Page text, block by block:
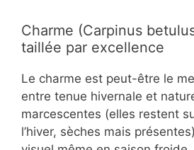
Charme (Carpinus
taillée par excellence
Le charme est peut-être le
entre tenue hivernale et
marcescentes (elles restent
l’hiver, sèches mais